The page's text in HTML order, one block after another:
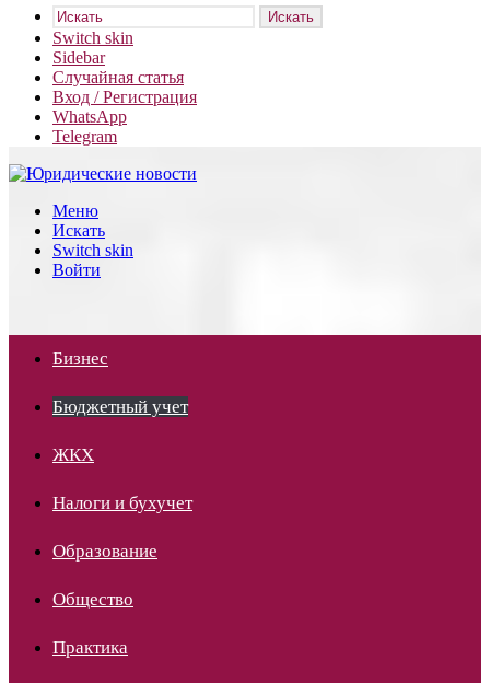
Искать
Switch skin
Sidebar
Случайная статья
Вход / Регистрация
WhatsApp
Telegram
Меню
Искать
Switch skin
Войти
Бизнес
Бюджетный учет
ЖКХ
Налоги и бухучет
Образование
Общество
Практика